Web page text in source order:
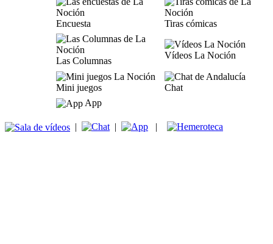
Encuesta Tiras cómicas
Las Columnas
Vídeos La Noción
Mini juegos
Chat
App
| | |